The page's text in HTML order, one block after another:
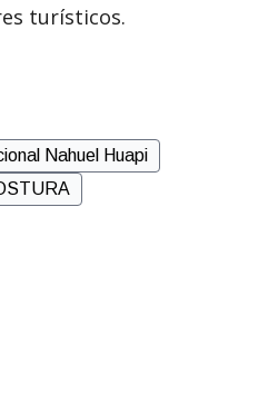
turísticos.
Nahuel Huapi